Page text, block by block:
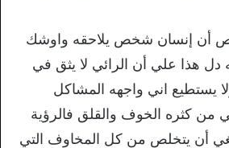
أن إنسان شخص يلاحقه واوشك
دل هذا علي أن الرائي لا يثق في
يستطيع اني واجهه المشاكل
من كثره الخوف والقلق فالرؤية
أن يتخلص من كل المخاوف التي